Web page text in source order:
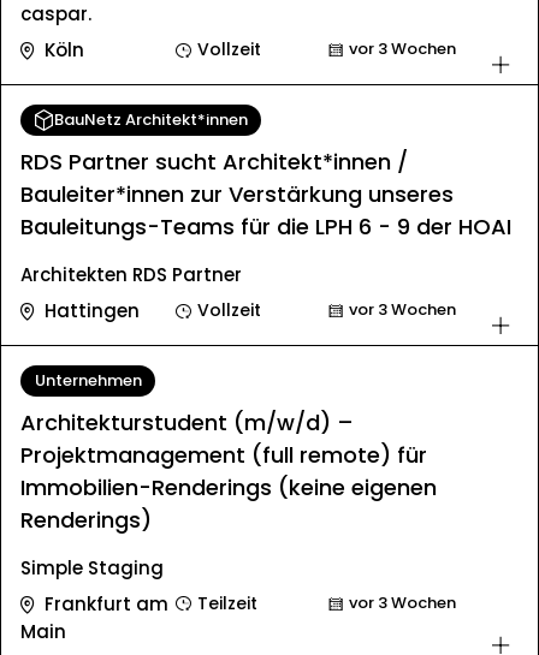
caspar.
Köln
Vollzeit vor 3 Wochen
BauNetz Architekt*innen
RDS Partner sucht Architekt*innen /
Bauleiter*innen zur Verstärkung unseres
Bauleitungs-Teams für die LPH 6 - 9 der HOAI
Architekten RDS Partner
Hattingen
Vollzeit vor 3 Wochen
Unternehmen
Architekturstudent (m/w/d) –
Projektmanagement (full remote) für
Immobilien-Renderings (keine eigenen
Renderings)
Simple Staging
Frankfurt am
Main
Teilzeit vor 3 Wochen